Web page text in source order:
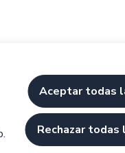
Aceptar todas
Rechazar todas